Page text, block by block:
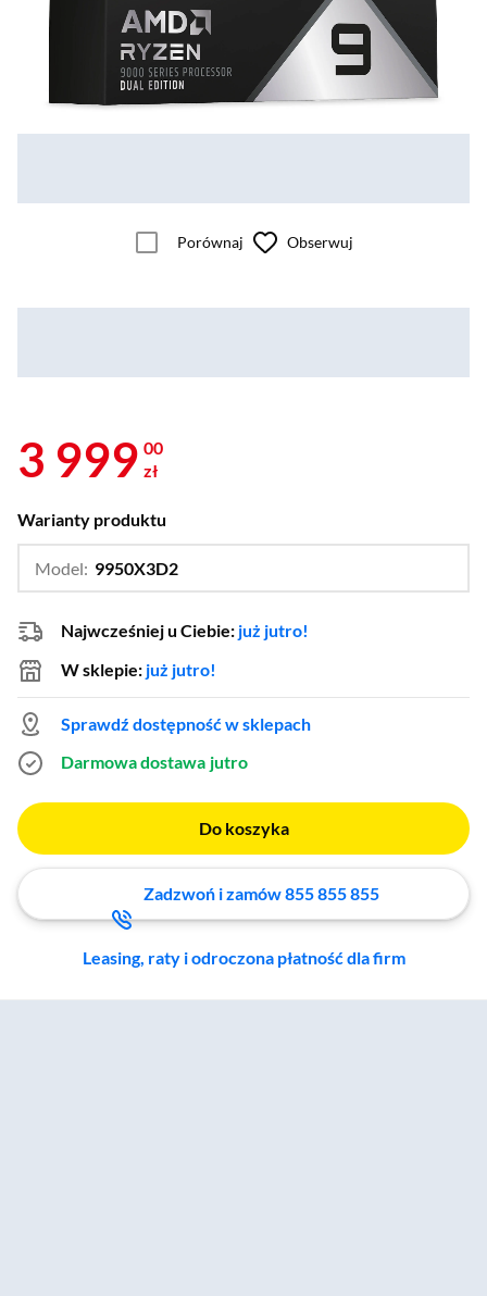
Porównaj Obserwuj
3 999 00
zł
Warianty produktu
Model: 9950X3D2
Najwcześniej u Ciebie: już jutro!
W sklepie: już jutro!
Sprawdź dostępność w sklepach
Darmowa dostawa jutro
Do koszyka
Zadzwoń i zamów 855 855 855
Leasing, raty i odroczona płatność dla firm